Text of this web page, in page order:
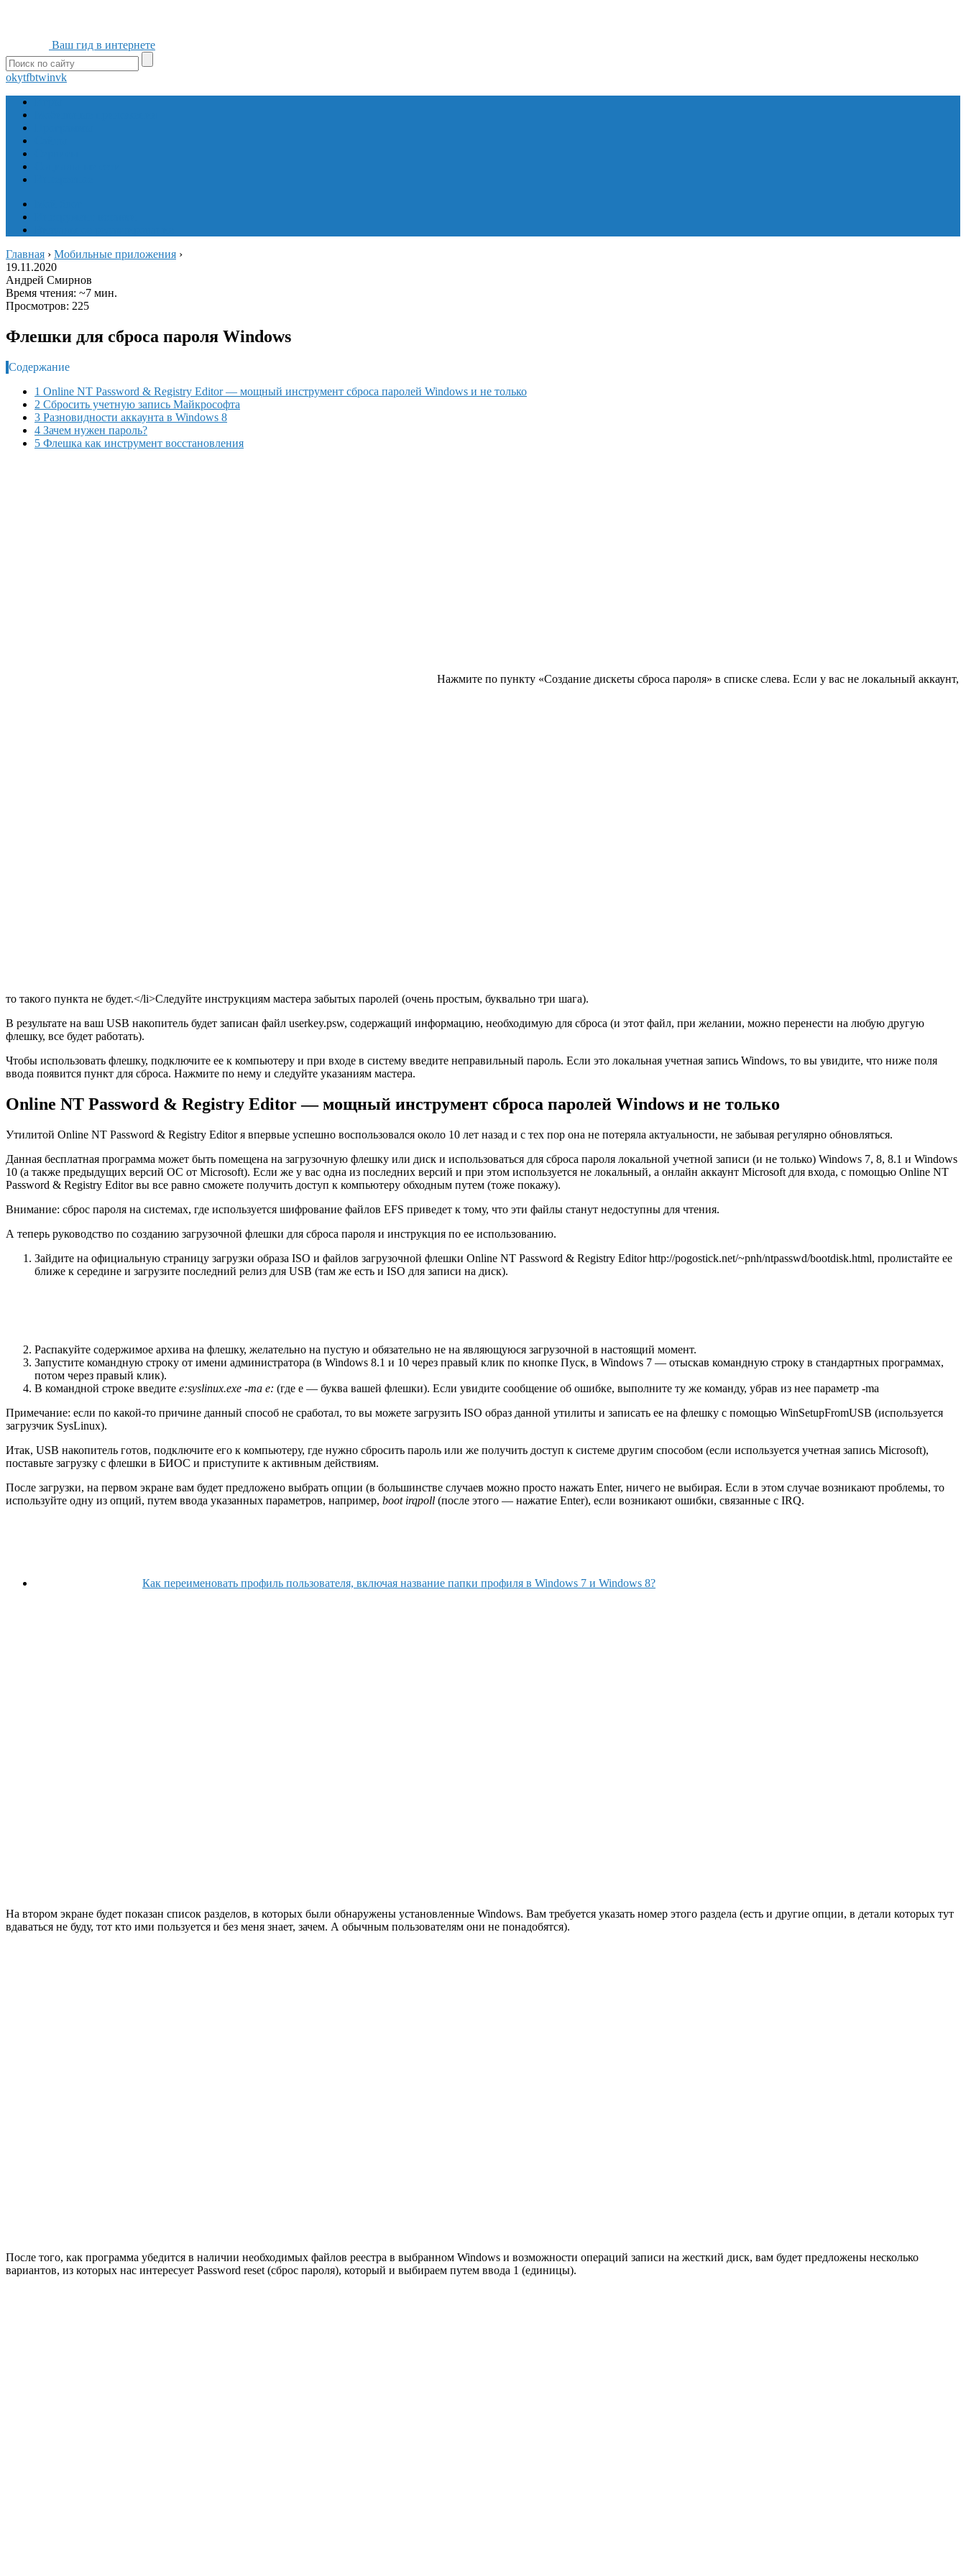
Ваш гид в интернете
okytfbtwinvk
Главная › Мобильные приложения ›
19.11.2020
Андрей Смирнов
Время чтения: ~7 мин.
Просмотров: 225
Флешки для сброса пароля Windows
Содержание
1 Online NT Password & Registry Editor — мощный инструмент сброса паролей Windows и не только
2 Сбросить учетную запись Майкрософта
3 Разновидности аккаунта в Windows 8
4 Зачем нужен пароль?
5 Флешка как инструмент восстановления
Нажмите по пункту «Создание дискеты сброса пароля» в списке слева. Если у вас не локальный аккаунт,
то такого пункта не будет.</li>Следуйте инструкциям мастера забытых паролей (очень простым, буквально три шага).
В результате на ваш USB накопитель будет записан файл userkey.psw, содержащий информацию, необходимую для сброса (и этот файл, при желании, можно перенести на любую другую
флешку, все будет работать).
Чтобы использовать флешку, подключите ее к компьютеру и при входе в систему введите неправильный пароль. Если это локальная учетная запись Windows, то вы увидите, что ниже поля
ввода появится пункт для сброса. Нажмите по нему и следуйте указаниям мастера.
Online NT Password & Registry Editor — мощный инструмент сброса паролей Windows и не только
Утилитой Online NT Password & Registry Editor я впервые успешно воспользовался около 10 лет назад и с тех пор она не потеряла актуальности, не забывая регулярно обновляться.
Данная бесплатная программа может быть помещена на загрузочную флешку или диск и использоваться для сброса пароля локальной учетной записи (и не только) Windows 7, 8, 8.1 и Windows
10 (а также предыдущих версий ОС от Microsoft). Если же у вас одна из последних версий и при этом используется не локальный, а онлайн аккаунт Microsoft для входа, с помощью Online NT
Password & Registry Editor вы все равно сможете получить доступ к компьютеру обходным путем (тоже покажу).
Внимание: сброс пароля на системах, где используется шифрование файлов EFS приведет к тому, что эти файлы станут недоступны для чтения.
А теперь руководство по созданию загрузочной флешки для сброса пароля и инструкция по ее использованию.
Зайдите на официальную страницу загрузки образа ISO и файлов загрузочной флешки Online NT Password & Registry Editor http://pogostick.net/~pnh/ntpasswd/bootdisk.html, пролистайте ее
ближе к середине и загрузите последний релиз для USB (там же есть и ISO для записи на диск).
Распакуйте содержимое архива на флешку, желательно на пустую и обязательно не на являющуюся загрузочной в настоящий момент.
Запустите командную строку от имени администратора (в Windows 8.1 и 10 через правый клик по кнопке Пуск, в Windows 7 — отыскав командную строку в стандартных программах,
потом через правый клик).
В командной строке введите e:syslinux.exe -ma e: (где e — буква вашей флешки). Если увидите сообщение об ошибке, выполните ту же команду, убрав из нее параметр -ma
Примечание: если по какой-то причине данный способ не сработал, то вы можете загрузить ISO образ данной утилиты и записать ее на флешку с помощью WinSetupFromUSB (используется
загрузчик SysLinux).
Итак, USB накопитель готов, подключите его к компьютеру, где нужно сбросить пароль или же получить доступ к системе другим способом (если используется учетная запись Microsoft),
поставьте загрузку с флешки в БИОС и приступите к активным действиям.
После загрузки, на первом экране вам будет предложено выбрать опции (в большинстве случаев можно просто нажать Enter, ничего не выбирая. Если в этом случае возникают проблемы, то
используйте одну из опций, путем ввода указанных параметров, например, boot irqpoll (после этого — нажатие Enter), если возникают ошибки, связанные с IRQ.
Как переименовать профиль пользователя, включая название папки профиля в Windows 7 и Windows 8?
На втором экране будет показан список разделов, в которых были обнаружены установленные Windows. Вам требуется указать номер этого раздела (есть и другие опции, в детали которых тут
вдаваться не буду, тот кто ими пользуется и без меня знает, зачем. А обычным пользователям они не понадобятся).
После того, как программа убедится в наличии необходимых файлов реестра в выбранном Windows и возможности операций записи на жесткий диск, вам будет предложены несколько
вариантов, из которых нас интересует Password reset (сброс пароля), который и выбираем путем ввода 1 (единицы).